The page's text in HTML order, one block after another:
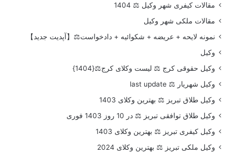
مقالات کیفری شهر وکیل ⚖️ 1404
مقالات ملکی شهر وکیل
نمونه لایحه + عریضه + شکوائیه + دادخواست⚖️【آپدیت جدید】
وکیل
وکیل حقوقی کرج ⚖️ لیست وکلای کرج⚖️{1404}
وکیل شهریار ⚖️ last update
وکیل طلاق تبریز ⚖️ بهترین وکلای 1403
وکیل طلاق توافقی تبریز ⚖️ در 10 روز 1403 فوری
وکیل کیفری تبریز ⚖️ بهترین وکلای 1403
وکیل ملکی تبریز ⚖️ بهترین وکلای 2024